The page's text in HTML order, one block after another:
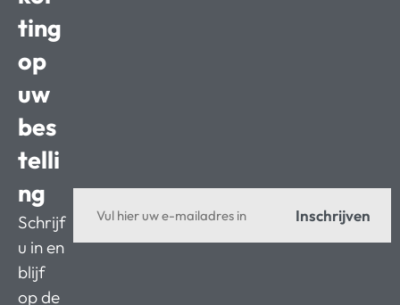
ting
op
uw
bes
telli
ng
Schrijf
u in en
blijf
op de
Inschrijven